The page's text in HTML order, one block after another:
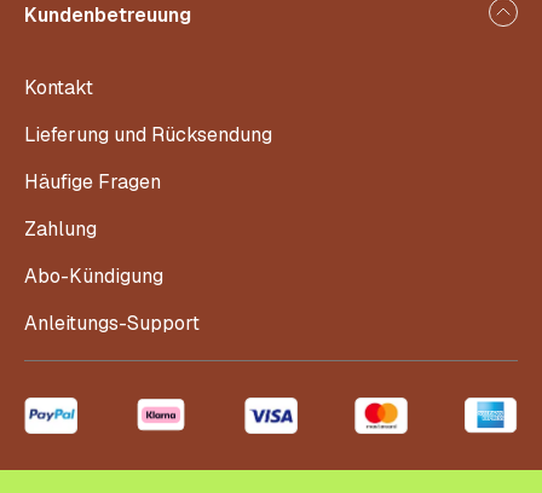
Kundenbetreuung
Kontakt
Lieferung und Rücksendung
Häufige Fragen
Zahlung
Abo-Kündigung
Anleitungs-Support